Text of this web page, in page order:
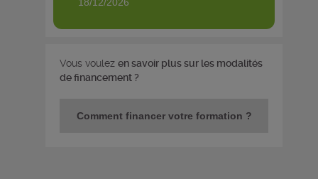
18/12/2026
Vous voulez en savoir plus sur les modalités
de financement ?
Comment financer votre formation ?